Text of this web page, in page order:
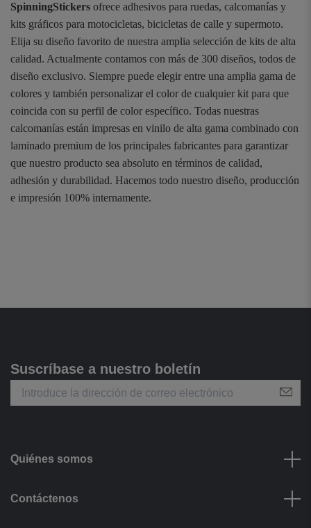
SpinningStickers ofrece adhesivos para ruedas, calcomanías y
kits gráficos para motocicletas, bicicletas de calle y supermoto.
Elija su diseño favorito de nuestra amplia selección de kits de alta
calidad. Actualmente contamos con más de 300 diseños, todos de
diseño exclusivo. Siempre puede elegir entre una amplia gama de
colores y también personalizar el color de cualquier kit para que
coincida con su perfil de color específico. Todas nuestras
calcomanías están impresas en vinilo de alta gama combinado con
laminado premium de los principales fabricantes para garantizar
que nuestro producto sea absoluto en términos de calidad,
adhesión y durabilidad. Hacemos todo nuestro diseño, producción
e impresión 100% internamente.
Suscríbase a nuestro boletín
Quiénes somos
Contáctenos